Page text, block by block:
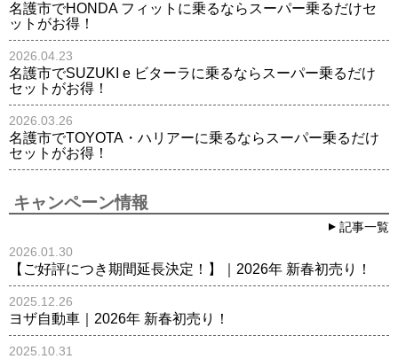
名護市でHONDA フィットに乗るならスーパー乗るだけセ
ットがお得！
2026.04.23
名護市でSUZUKI e ビターラに乗るならスーパー乗るだけ
セットがお得！
2026.03.26
名護市でTOYOTA・ハリアーに乗るならスーパー乗るだけ
セットがお得！
キャンペーン情報
記事一覧
2026.01.30
【ご好評につき期間延長決定！】｜2026年 新春初売り！
2025.12.26
ヨザ自動車｜2026年 新春初売り！
2025.10.31